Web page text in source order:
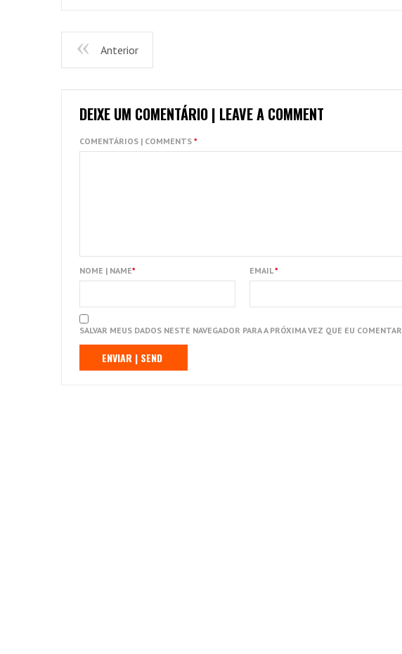
Anterior
DEIXE UM COMENTÁRIO | LEAVE A COMMENT
COMENTÁRIOS | COMMENTS *
NOME | NAME* EMAIL*
SALVAR MEUS DADOS NESTE NAVEGADOR PARA A PRÓXIMA VEZ QUE EU COMENTAR.